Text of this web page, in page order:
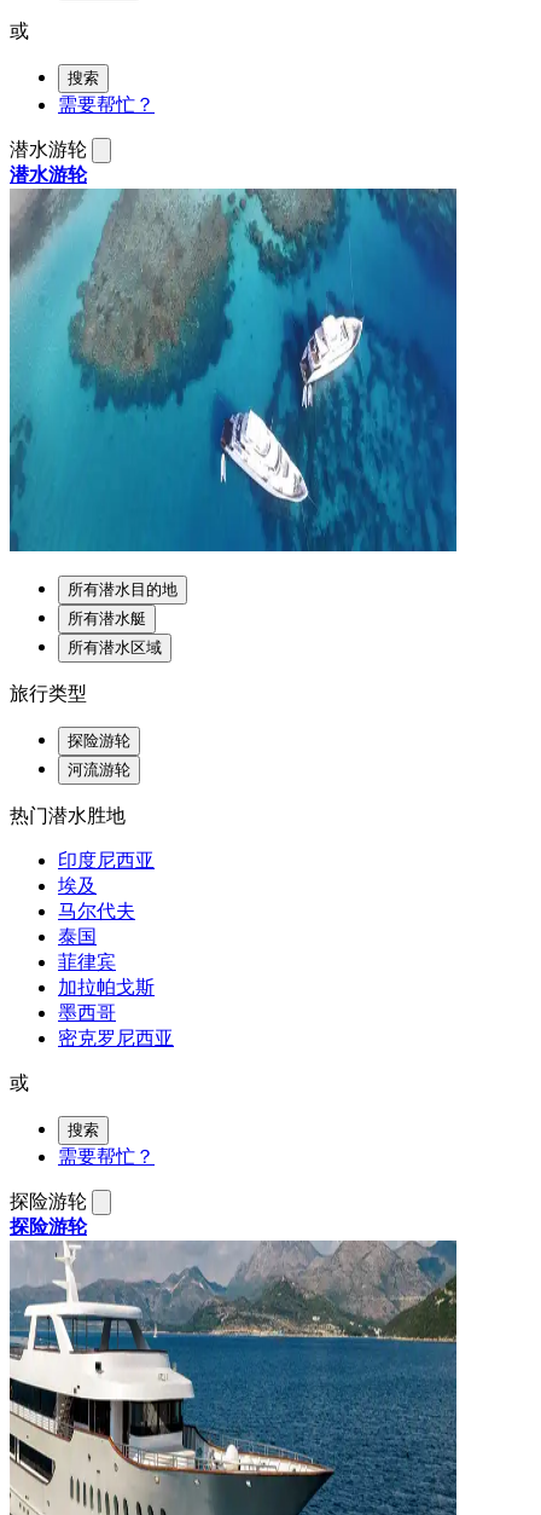
或
搜索
需要帮忙？
潜水游轮
潜水游轮
所有潜水目的地
所有潜水艇
所有潜水区域
旅行类型
探险游轮
河流游轮
热门潜水胜地
印度尼西亚
埃及
马尔代夫
泰国
菲律宾
加拉帕戈斯
墨西哥
密克罗尼西亚
或
搜索
需要帮忙？
探险游轮
探险游轮